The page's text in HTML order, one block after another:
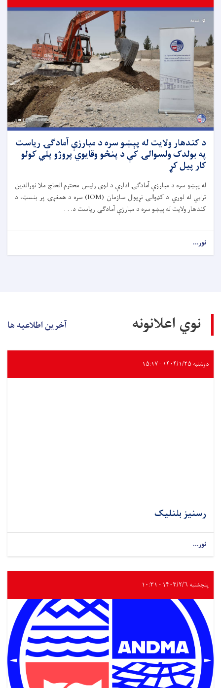
د کندهار ولایت له پېښو سره د مبارزې آمادګۍ ریاست
په بولدک ولسوالۍ کې د پنځو وقایوي پروژو پلي کولو
کار پیل کړ
له پېښو سره د مبارزې آمادګۍ ادارې د لوی رئیس محترم الحاج ملا نورالدین
ترابي له لوري د کډوالۍ نړیوال سازمان (IOM) سره د همغږۍ پر بنسټ، د
کندهار ولایت له پېښو سره د مبارزې آمادګۍ ریاست د. . .
نور...
نوي اعلانونه آخرین اطلاعیه ها
دوشنبه ۱۴۰۴/۱/۲۵ - ۱۵:۱۷
رسنیز بلنلیک
نور...
پنجشنبه ۱۴۰۳/۲/۶ - ۱۰:۳۱